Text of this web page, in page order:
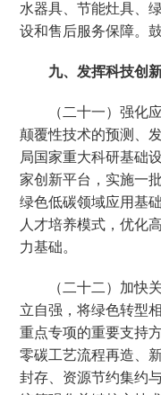
水器具、节能灶具、
设和售后服务保障。
九、发挥科技创
（二十一）强化
颠覆性技术的预测、
局国家重大科研基础
家创新平台，实施一
绿色低碳领域应用基
人才培养模式，优化
力基础。
（二十二）加快
立自强，将绿色转型
重点专项的重要支持
零碳工艺流程再造、
封存、资源节约集约